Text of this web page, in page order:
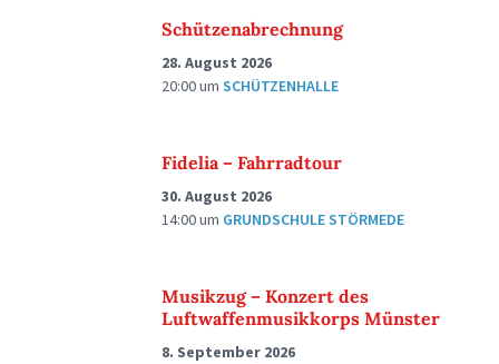
Schützenabrechnung
28. August 2026
20:00um SCHÜTZENHALLE
Fidelia – Fahrradtour
30. August 2026
14:00um GRUNDSCHULE STÖRMEDE
Musikzug – Konzert des
Luftwaffenmusikkorps Münster
8. September 2026